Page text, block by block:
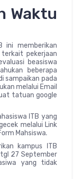
Waktu
ini memberikan
pekerjaan
beasiswa
beberapa
sampaikan pada
melalui Email
tatuan google
ITB yang
melalui Link
Mahsiswa.
kampus ITB
27 September
yang tidak